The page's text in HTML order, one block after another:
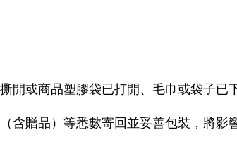
開或商品塑膠袋已打開、毛巾或袋子已
贈品）等悉數寄回並妥善包裝，將影